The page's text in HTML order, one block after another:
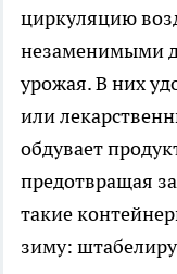
циркуляцию
незаменимыми
урожая. В них
или
обдувает
предотвращая
такие
зиму: